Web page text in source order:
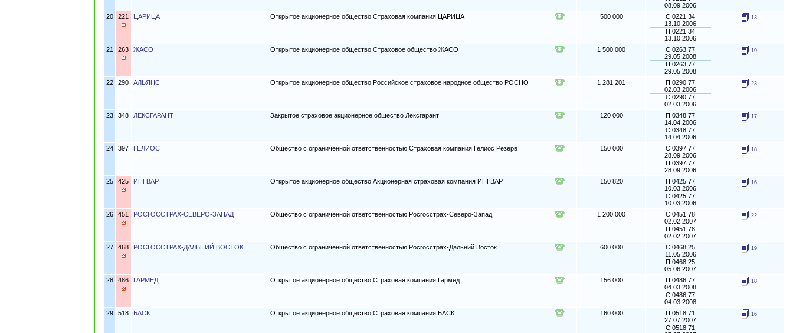
08.09.2006
20 221 ЦАРИЦА Открытое акционерное общество Страховая компания ЦАРИЦА 500 000
С 0221 34
13.10.2006
П 0221 34
13.10.2006
13
21 263 ЖАСО Открытое акционерное общество Страховое общество ЖАСО 1 500 000
С 0263 77
29.05.2008
П 0263 77
29.05.2008
19
22 290 АЛЬЯНС Открытое акционерное общество Российское страховое народное общество РОСНО 1 281 201
П 0290 77
02.03.2006
С 0290 77
02.03.2006
23
23 348 ЛЕКСГАРАНТ Закрытое страховое акционерное общество Лексгарант 120 000
П 0348 77
14.04.2006
С 0348 77
14.04.2006
17
24 397 ГЕЛИОС Общество с ограниченной ответственностью Страховая компания Гелиос Резерв 150 000
С 0397 77
28.09.2006
П 0397 77
28.09.2006
18
25 425 ИНГВАР Открытое акционерное общество Акционерная страховая компания ИНГВАР 150 820
П 0425 77
10.03.2006
С 0425 77
10.03.2006
16
26 451 РОСГОССТРАХ-СЕВЕРО-ЗАПАД Общество с ограниченной ответственностью Росгосстрах-Северо-Запад 1 200 000
С 0451 78
02.02.2007
П 0451 78
02.02.2007
22
27 468 РОСГОССТРАХ-ДАЛЬНИЙ ВОСТОК Общество с ограниченной ответственностью Росгосстрах-Дальний Восток 600 000
С 0468 25
11.05.2006
П 0468 25
05.06.2007
19
28 486 ГАРМЕД Открытое акционерное общество Страховая компания Гармед 156 000
П 0486 77
04.03.2008
С 0486 77
04.03.2008
18
29 518 БАСК Открытое акционерное общество Страховая компания БАСК 160 000
П 0518 71
27.07.2007
С 0518 71
16